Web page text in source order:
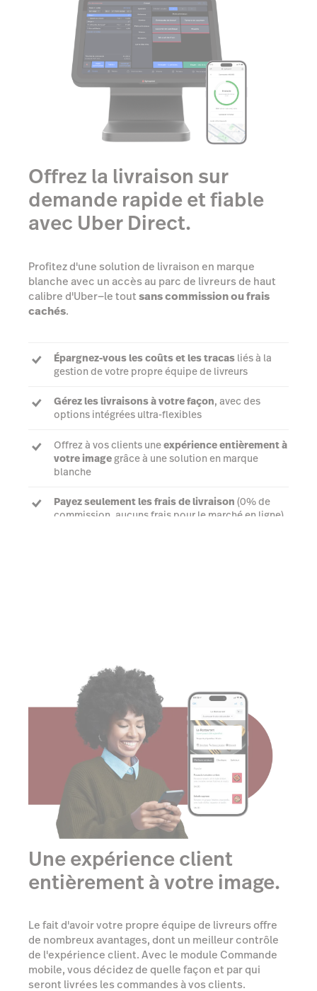
Offrez la livraison sur
demande rapide et fiable
avec Uber Direct.
Profitez d'une solution de livraison en marque
blanche avec un accès au parc de livreurs de haut
calibre d'Uber—le toutsans commission ou frais
cachés.
Épargnez-vous les coûts et les tracas liés à la
gestion de votre propre équipe de livreurs
Gérez les livraisons à votre façon, avec des
options intégrées ultra-flexibles
Offrez à vos clients uneexpérience entièrement à
votre image grâce à une solution en marque
blanche
Payez seulement les frais de livraison (0% de
commission, aucuns frais pour le marché en ligne)
Une expérience client
entièrement à votre image.
Le fait d'avoir votre propre équipe de livreurs offre
de nombreux avantages, dont un meilleur contrôle
de l'expérience client. Avec le module Commande
mobile, vous décidez de quelle façon et par qui
seront livrées les commandes à vos clients.